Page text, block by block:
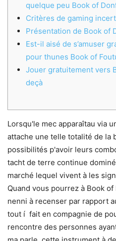
quelque peu Book of
Critères de gaming
Présentation de Book of
Est-il aisé de s’amuser
pour thunes Book of
Jouer gratuitement vers
deçà
Lorsqu'le mec apparaîtau via
attache une telle totalité de la
possibilités p'avoir leurs
tacht de terre continue
marché lequel vivent à les
Quand vous pourrez à Book
nenni à recenser par rapport
tout í fait en compagnie de
rencontre des personnes